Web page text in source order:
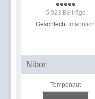
5.923 Beiträge
Geschlecht: männlich
Nibor
Temponaut